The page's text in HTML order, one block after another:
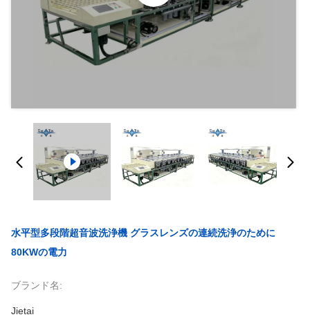
水平型多段階超音波洗浄機 グラスレンズの連続洗浄のために
80KWの電力
ブランド名:
Jietai